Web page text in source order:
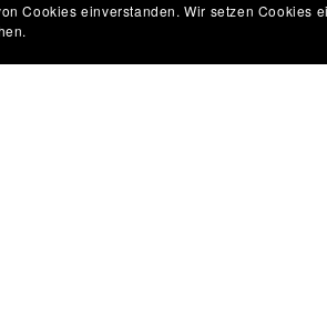
Cookies einverstanden. Wir setzen Cookies